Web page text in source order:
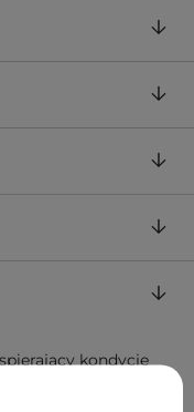
kondycję